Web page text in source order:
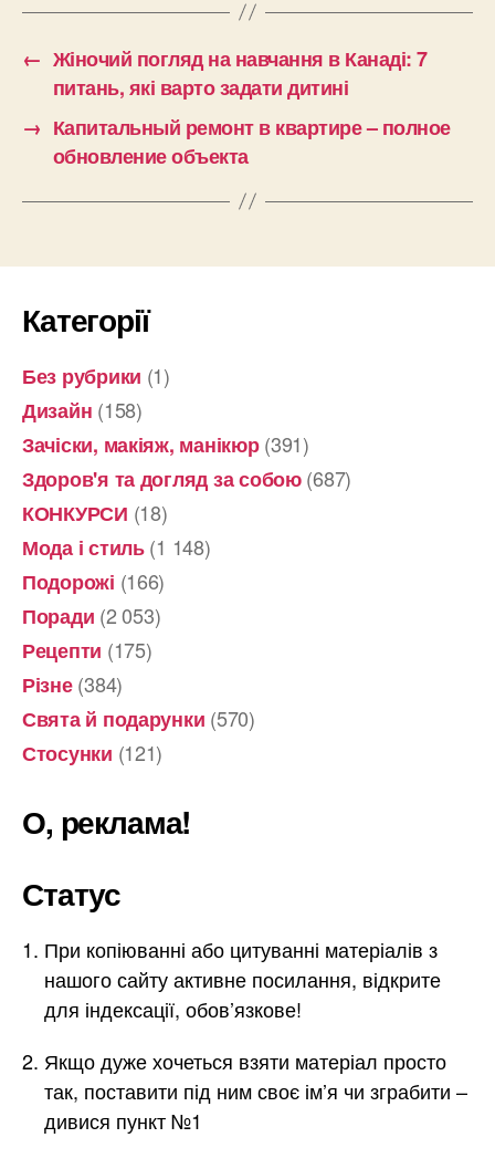
← Жіночий погляд на навчання в Канаді: 7
питань, які варто задати дитині
→ Капитальный ремонт в квартире – полное
обновление объекта
Категорії
Без рубрики (1)
Дизайн (158)
Зачіски, макіяж, манікюр(391)
Здоров'я та догляд за собою(687)
КОНКУРСИ (18)
Мода і стиль(1 148)
Подорожі (166)
Поради (2 053)
Рецепти (175)
Різне(384)
Свята й подарунки (570)
Стосунки (121)
О, реклама!
Статус
При копіюванні або цитуванні матеріалів з
нашого сайту активне посилання, відкрите
для індексації, обов’язкове!
Якщо дуже хочеться взяти матеріал просто
так, поставити під ним своє ім’я чи зграбити –
дивися пункт №1